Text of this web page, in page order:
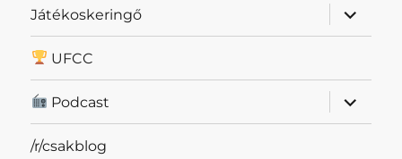
Játékoskeringő
almenü
UFCC
Podcast
almenü
/r/csakblog